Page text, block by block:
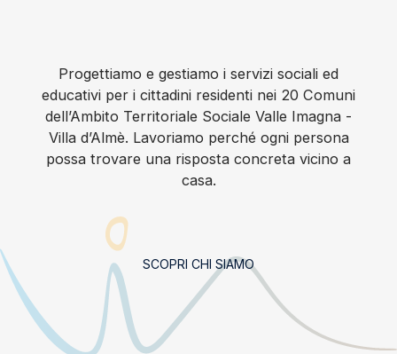
Progettiamo e gestiamo i servizi sociali ed
educativi per i cittadini residenti nei 20 Comuni
dell’Ambito Territoriale Sociale Valle Imagna -
Villa d’Almè. Lavoriamo perché ogni persona
possa trovare una risposta concreta vicino a
casa.
SCOPRI CHI SIAMO